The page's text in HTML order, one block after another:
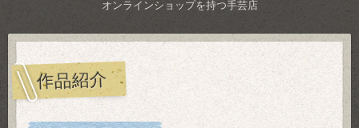
オンラインショップを持つ手芸店
作品紹介